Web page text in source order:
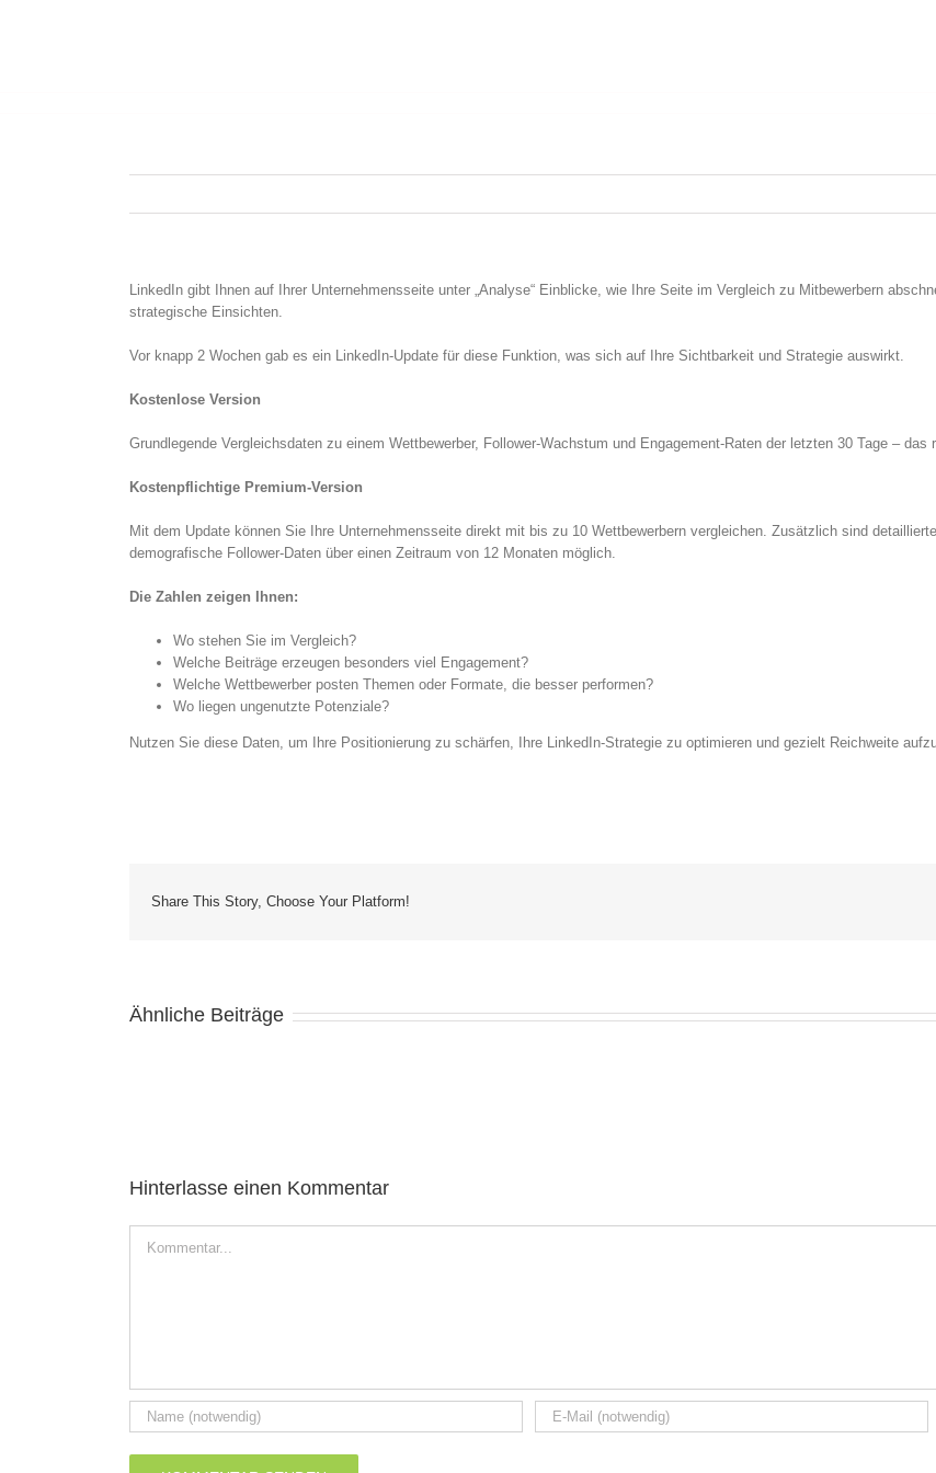
LinkedIn gibt Ihnen auf Ihrer Unternehmensseite unter „Analyse“ Einblicke, wie Ihre Seite im Vergleich zu Mitbewerbern
strategische Einsichten.
Vor knapp 2 Wochen gab es ein LinkedIn-Update für diese Funktion, was sich auf Ihre Sichtbarkeit und Strategie auswirkt.
Kostenlose Version
Grundlegende Vergleichsdaten zu einem Wettbewerber, Follower-Wachstum und Engagement-Raten der letzten 30 Tage –
Kostenpflichtige Premium-Version
Mit dem Update können Sie Ihre Unternehmensseite direkt mit bis zu 10 Wettbewerbern vergleichen. Zusätzlich sind
demografische Follower-Daten über einen Zeitraum von 12 Monaten möglich.
Die Zahlen zeigen Ihnen:
Wo stehen Sie im Vergleich?
Welche Beiträge erzeugen besonders viel Engagement?
Welche Wettbewerber posten Themen oder Formate, die besser performen?
Wo liegen ungenutzte Potenziale?
Nutzen Sie diese Daten, um Ihre Positionierung zu schärfen, Ihre LinkedIn-Strategie zu optimieren und gezielt Reichweite
Share This Story, Choose Your Platform!
Ähnliche Beiträge
Hinterlasse einen Kommentar